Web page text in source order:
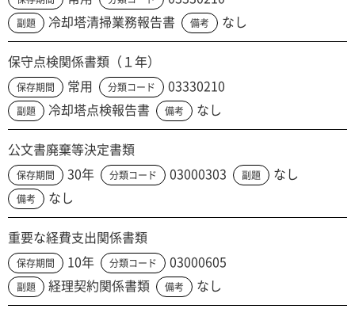
副題 冷却塔清掃業務報告書 備考 なし
保守点検関係書類（１年）
保存期間 常用 分類コード 03330210
副題 冷却塔点検報告書 備考 なし
公文書廃棄等決定書類
保存期間 30年 分類コード 03000303 副題 なし
備考 なし
重要な経費支出関係書類
保存期間 10年 分類コード 03000605
副題 経理契約関係書類 備考 なし